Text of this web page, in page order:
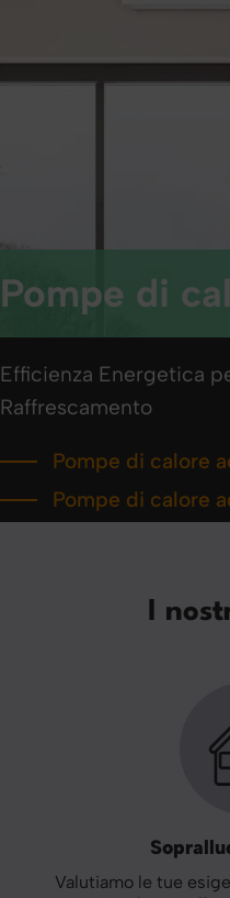
Pompe di
Efficienza Energetica
Raffrescamento
Pompe di calore
Pompe di calore
I
Valutiamo le tue